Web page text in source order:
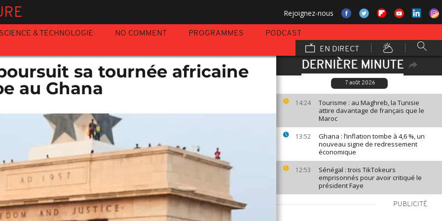
Rejoignez-nous
SCIENCE & TECHNOLOGIE NO COMMENT PROGRAMMES
PODCAST
EN DIRECT
DERNIÈRE MINUTE
7 août 2026
14:24
Tourisme : au Maghreb, la Tunisie
attire davantage de français que le
Maroc
13:52
Ghana : l’inflation tombe à 4,6 %, un
nouveau signe de redressement
économique
12:53
Sénégal : trois TikTokeurs
emprisonnés pour avoir critiqué le
président Faye
PUBLICITÉ
sa tournée africaine
au Ghana